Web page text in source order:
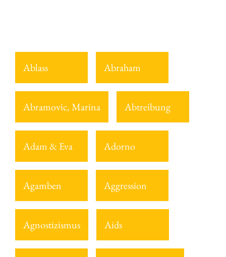
Ablass Abraham
Abramovic, Marina Abtreibung
Adam & Eva Adorno
Agamben Aggression
Agnostizismus Aids